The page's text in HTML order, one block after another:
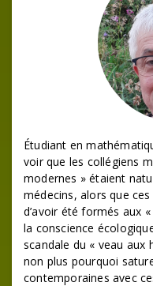
Étudiant en
voir que les collégiens
modernes » étaient
médecins, alors que
d’avoir été formés aux
la conscience
scandale du « veau aux
non plus pourquoi
contemporaines avec